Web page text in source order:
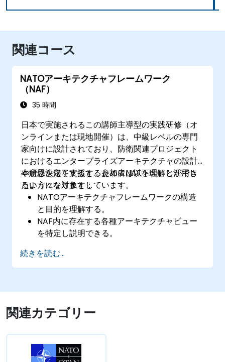
関連コース
NATOアーキテクチャフレームワーク
（NAF）
35 時間
日本で実施されるこの講師主導型の実践研修（オ
ンラインまたは現地開催）は、中級レベルの専門
家向けに設計されており、防衛関連プロジェクト
におけるエンタープライズアーキテクチャの設計
や意思決定を支援するためにNAFを理解し活用し
たい方々を対象としています。
本研修を修了すると、参加者は以下のことができ
るようになります：
NATOアーキテクチャフレームワークの構造
と目的を理解する。
NAF内に存在する各種アーキテクチャビュー
を特定し説明できる。
ャコンポーネントに適切に対応付けられる。
Sparx Enterprise Architectといったツール
続きを読む...
関連カテゴリー